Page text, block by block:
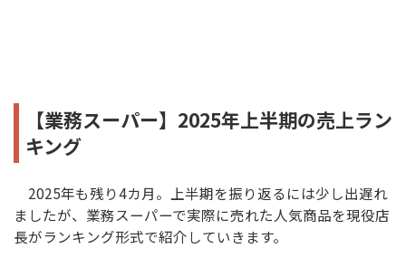
【業務スーパー】2025年上半期の売上ラン
キング
2025年も残り4カ月。上半期を振り返るには少し出遅れ
ましたが、業務スーパーで実際に売れた人気商品を現役店
長がランキング形式で紹介していきます。